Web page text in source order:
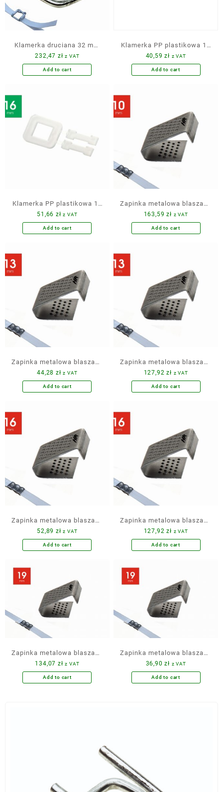
Klamerka druciana 32 mm
250 szt. ocynkowana CB10
232,47 zł z VAT
Add to cart
Klamerka PP plastikowa 14
mm 500 szt. worek
40,59zł z VAT
Add to cart
Klamerka PP plastikowa 16
mm 1000 szt. karton
51,66zł z VAT
Add to cart
Zapinka metalowa blaszana
10 mm 5000 szt.
163,59zł z VAT
Add to cart
Zapinka metalowa blaszana
13 mm 1000 szt.
44,28zł z VAT
Add to cart
Zapinka metalowa blaszana
13 mm 3000 szt.
127,92zł z VAT
Add to cart
Zapinka metalowa blaszana
16 mm 1000 szt.
52,89zł z VAT
Add to cart
Zapinka metalowa blaszana
16 mm 2500 szt.
127,92zł z VAT
Add to cart
Zapinka metalowa blaszana
19 mm 2000 szt.
134,07 zł z VAT
Add to cart
Zapinka metalowa blaszana
19 mm 500 szt.
36,90zł z VAT
Add to cart